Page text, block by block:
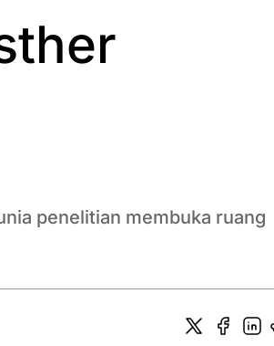
penelitian membuka ruang